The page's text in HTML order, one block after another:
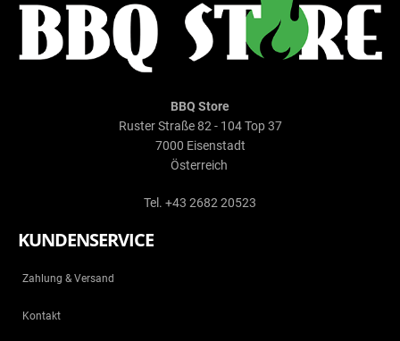
BBQ Store
Ruster Straße 82 - 104 Top 37
7000 Eisenstadt
Österreich
Tel. +43 2682 20523
KUNDENSERVICE
Zahlung & Versand
Kontakt